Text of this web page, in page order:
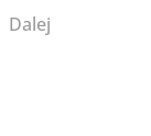
Dalej